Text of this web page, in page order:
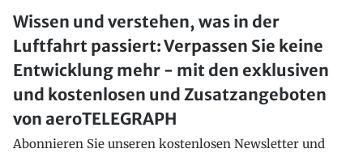
Wissen und verstehen, was in der
Luftfahrt passiert: Verpassen Sie keine
Entwicklung mehr - mit den exklusiven
und kostenlosen und Zusatzangeboten
von aeroTELEGRAPH
Abonnieren Sie unseren kostenlosen Newsletter und